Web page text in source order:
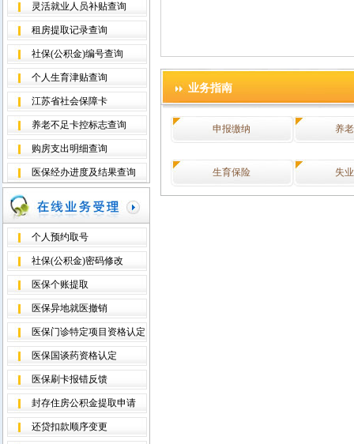
灵活就业人员补贴查询
租房提取记录查询
社保(公积金)编号查询
个人生育津贴查询
江苏省社会保障卡
养老不足卡控标志查询
购房支出明细查询
医保经办进度及结果查询
个人预约取号
社保(公积金)密码修改
医保个账提取
医保异地就医撤销
医保门诊特定项目资格认定
医保国谈药资格认定
医保刷卡报错反馈
封存住房公积金提取申请
还贷扣款顺序变更
业务指南
申报缴纳 养
生育保险 失